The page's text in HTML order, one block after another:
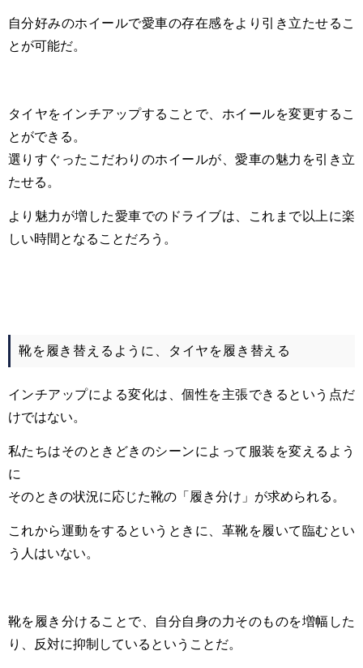
自分好みのホイールで愛車の存在感をより引き立たせるこ
とが可能だ。
タイヤをインチアップすることで、ホイールを変更するこ
とができる。
選りすぐったこだわりのホイールが、愛車の魅力を引き立
たせる。
より魅力が増した愛車でのドライブは、これまで以上に楽
しい時間となることだろう。
靴を履き替えるように、タイヤを履き替える
インチアップによる変化は、個性を主張できるという点だ
けではない。
私たちはそのときどきのシーンによって服装を変えるよう
に
そのときの状況に応じた靴の「履き分け」が求められる。
これから運動をするというときに、革靴を履いて臨むとい
う人はいない。
靴を履き分けることで、自分自身の力そのものを増幅した
り、反対に抑制しているということだ。